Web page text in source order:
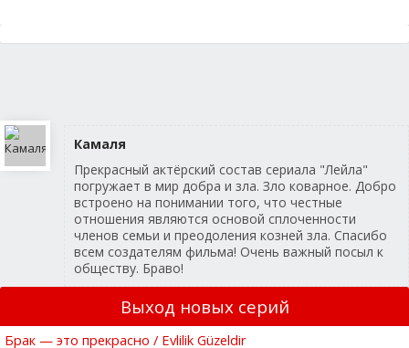
Камаля
Прекрасный актёрский состав сериала "Лейла"
погружает в мир добра и зла. Зло коварное. Добро
встроено на понимании того, что честные
отношения являются основой сплоченности
членов семьи и преодоления козней зла. Спасибо
всем создателям фильма! Очень важный посыл к
обществу. Браво!
Выход новых серий
Брак — это прекрасно / Evlilik Güzeldir